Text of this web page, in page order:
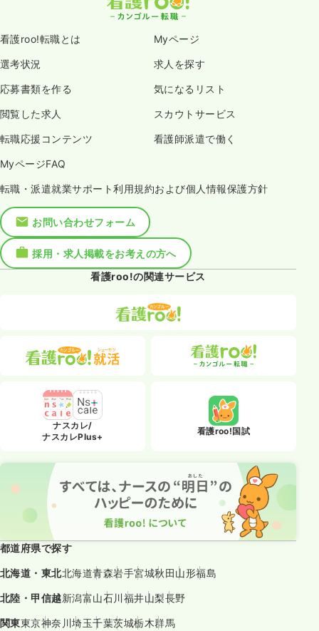
看護roo!転職とは Myページ
選考状況 求人を探す
応募書類を作る 気になるリスト
閲覧した求人 スカウトサービス
転職応援コンテンツ 看護師派遣で働く
MyページFAQ
転職・派遣就業サポート利用規約および個人情報保護方針
お問い合わせフォーム
採用・求人掲載をお考えの方へ
看護roo!の関連サービス
ナスカレ/
ナスカレPlus+
看護roo!国試
都道府県で探す
北海道・東北北海道青森岩手宮城秋田山形福島
北陸・甲信越新潟富山石川福井山梨長野
関東東京神奈川埼玉千葉茨城栃木群馬